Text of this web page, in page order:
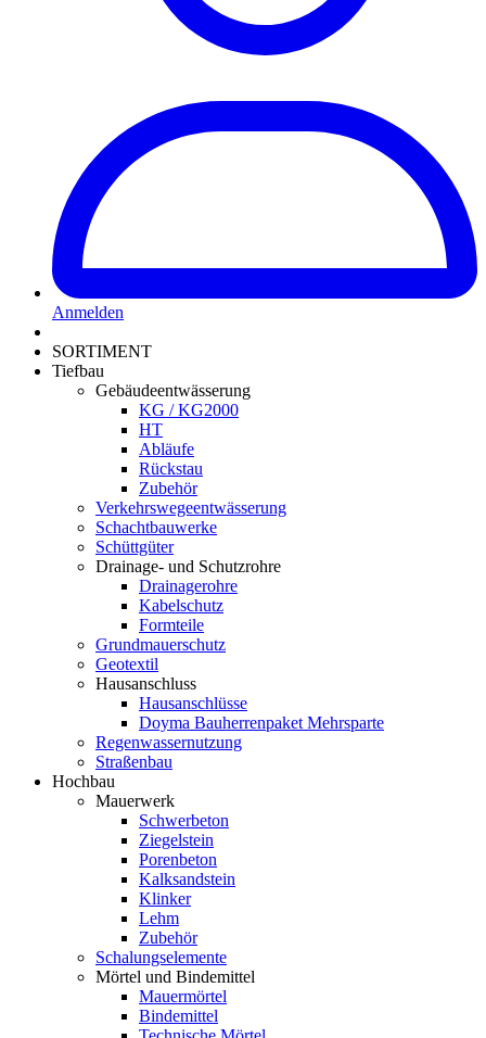
Anmelden
SORTIMENT
Tiefbau
Gebäudeentwässerung
KG / KG2000
HT
Abläufe
Rückstau
Zubehör
Verkehrswegeentwässerung
Schachtbauwerke
Schüttgüter
Drainage- und Schutzrohre
Drainagerohre
Kabelschutz
Formteile
Grundmauerschutz
Geotextil
Hausanschluss
Hausanschlüsse
Doyma Bauherrenpaket Mehrsparte
Regenwassernutzung
Straßenbau
Hochbau
Mauerwerk
Schwerbeton
Ziegelstein
Porenbeton
Kalksandstein
Klinker
Lehm
Zubehör
Schalungselemente
Mörtel und Bindemittel
Mauermörtel
Bindemittel